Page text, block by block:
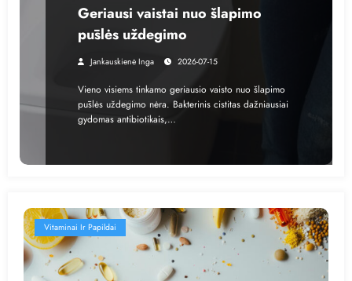
Geriausi vaistai nuo šlapimo
pūslės uždegimo
Jankauskienė Inga 2026-07-15
Vieno visiems tinkamo geriausio vaisto nuo šlapimo
pūslės uždegimo nėra. Bakterinis cistitas dažniausiai
gydomas antibiotikais,…
Vitaminai Ir Papildai